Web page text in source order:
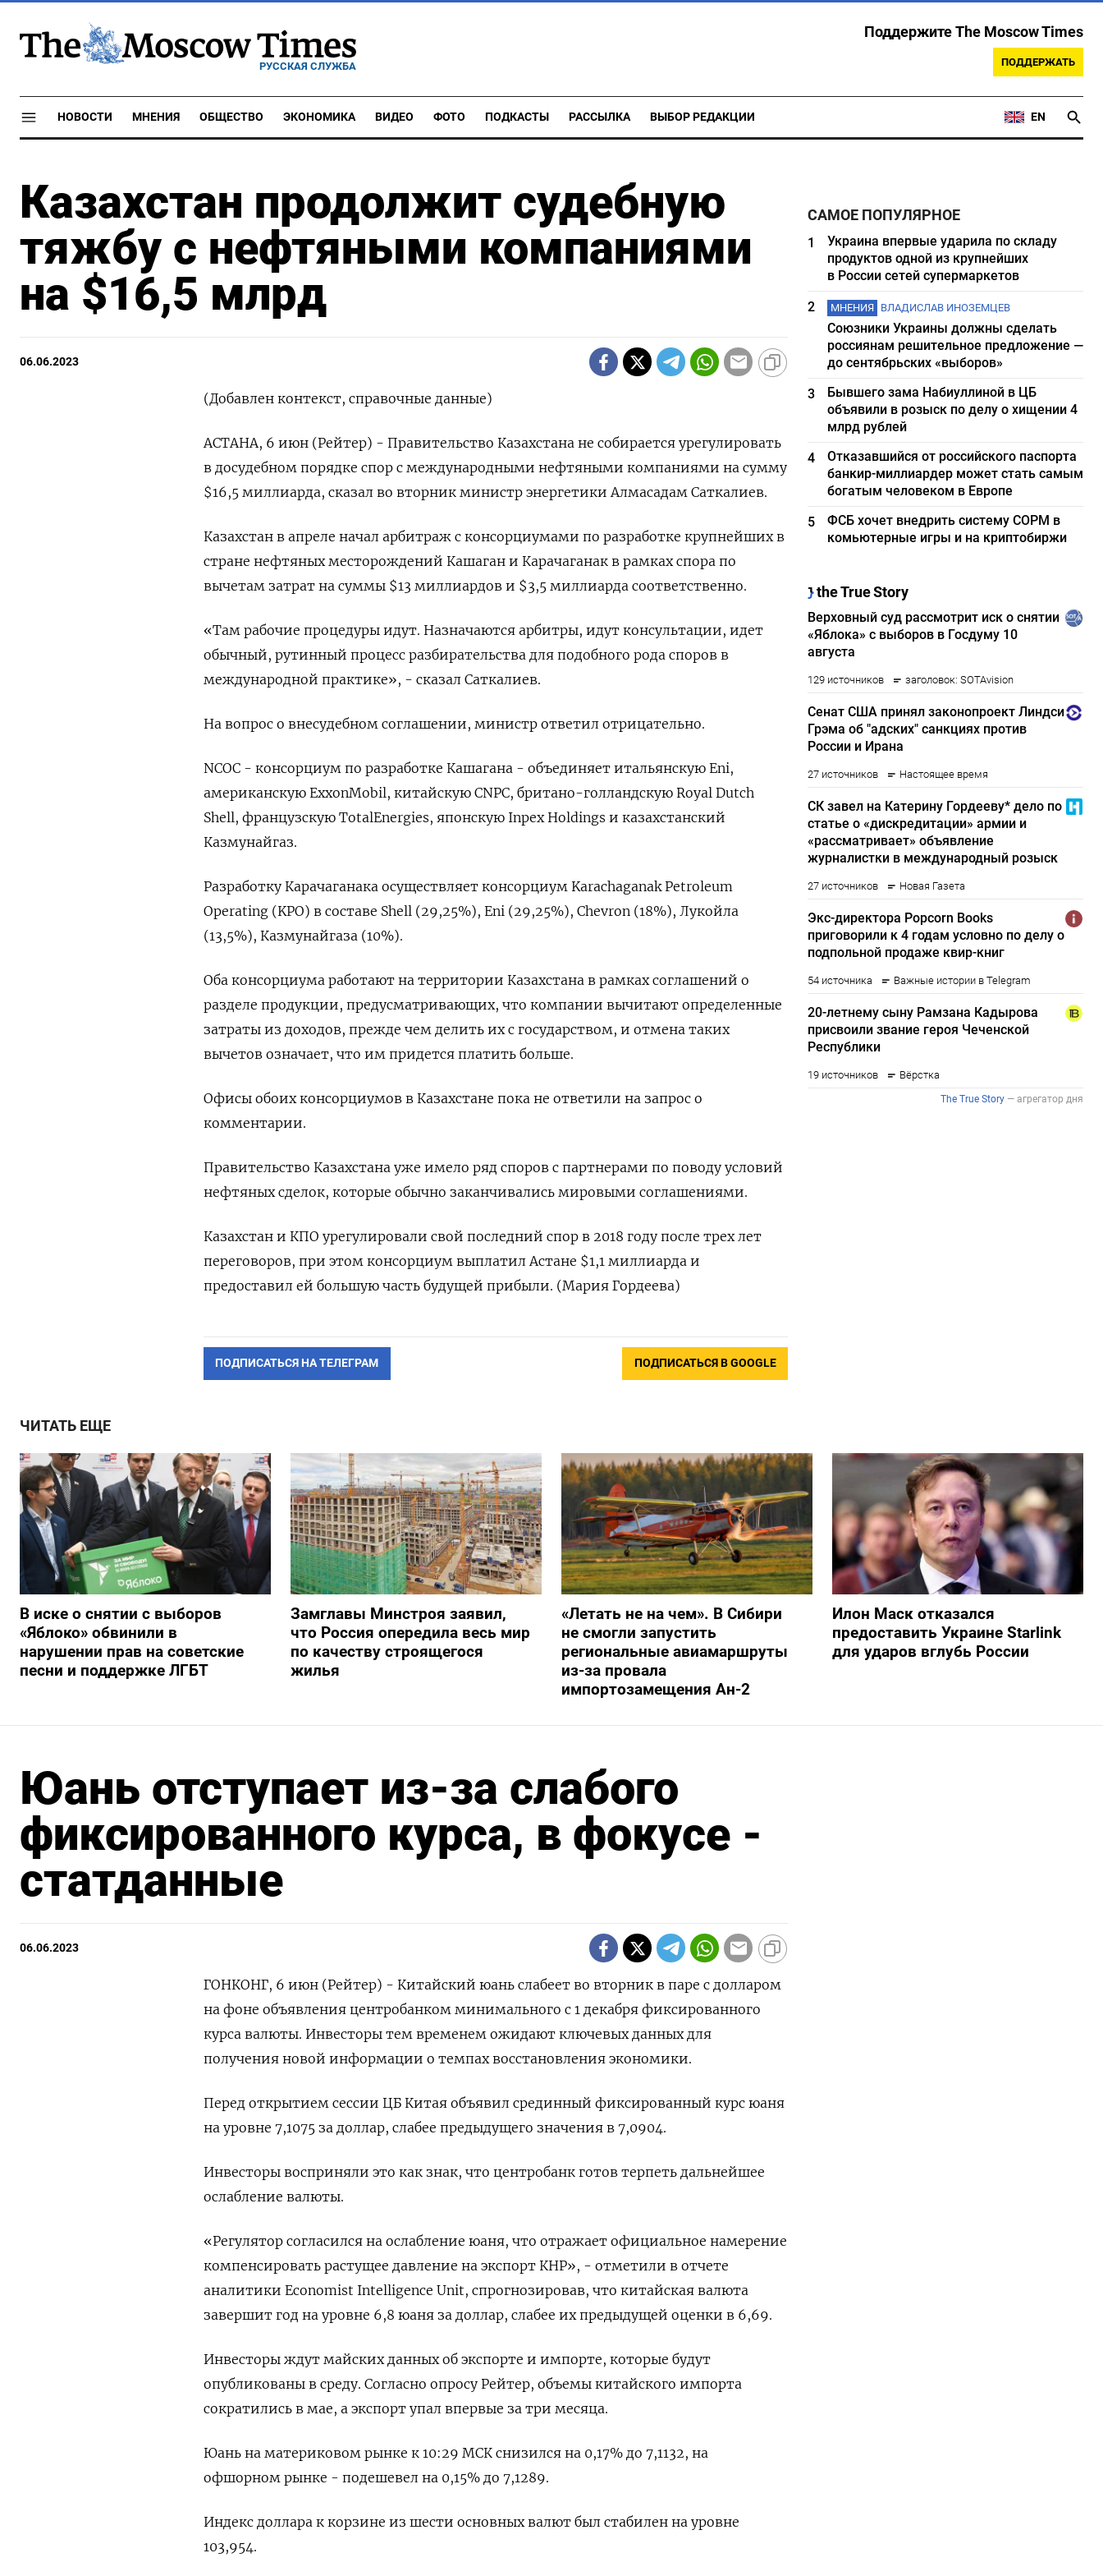
РУССКАЯ СЛУЖБА
Поддержите The Moscow Times
ПОДДЕРЖАТЬ
НОВОСТИ МНЕНИЯ ОБЩЕСТВО ЭКОНОМИКА ВИДЕО ФОТО ПОДКАСТЫ РАССЫЛКА ВЫБОР РЕДАКЦИИ EN
Казахстан продолжит судебную
тяжбу с нефтяными компаниями
на $16,5 млрд
06.06.2023
(Добавлен контекст, справочные данные)
АСТАНА, 6 июн (Рейтер) - Правительство Казахстана не собирается урегулировать
в досудебном порядке спор с международными нефтяными компаниями на сумму
$16,5 миллиарда, сказал во вторник министр энергетики Алмасадам Саткалиев.
Казахстан в апреле начал арбитраж с консорциумами по разработке крупнейших в
стране нефтяных месторождений Кашаган и Карачаганак в рамках спора по
вычетам затрат на суммы $13 миллиардов и $3,5 миллиарда соответственно.
«Там рабочие процедуры идут. Назначаются арбитры, идут консультации, идет
обычный, рутинный процесс разбирательства для подобного рода споров в
международной практике», - сказал Саткалиев.
На вопрос о внесудебном соглашении, министр ответил отрицательно.
NCOC - консорциум по разработке Кашагана - объединяет итальянскую Eni,
американскую ExxonMobil, китайскую CNPC, британо-голландскую Royal Dutch
Shell, французскую TotalEnergies, японскую Inpex Holdings и казахстанский
Казмунайгаз.
Разработку Карачаганака осуществляет консорциум Karachaganak Petroleum
Operating (KPO) в составе Shell (29,25%), Eni (29,25%), Chevron (18%), Лукойла
(13,5%), Казмунайгаза (10%).
Оба консорциума работают на территории Казахстана в рамках соглашений о
разделе продукции, предусматривающих, что компании вычитают определенные
затраты из доходов, прежде чем делить их с государством, и отмена таких
вычетов означает, что им придется платить больше.
Офисы обоих консорциумов в Казахстане пока не ответили на запрос о
комментарии.
Правительство Казахстана уже имело ряд споров с партнерами по поводу условий
нефтяных сделок, которые обычно заканчивались мировыми соглашениями.
Казахстан и КПО урегулировали свой последний спор в 2018 году после трех лет
переговоров, при этом консорциум выплатил Астане $1,1 миллиарда и
предоставил ей большую часть будущей прибыли. (Мария Гордеева)
ПОДПИСАТЬСЯ НА ТЕЛЕГРАМ ПОДПИСАТЬСЯ В GOOGLE
САМОЕ ПОПУЛЯРНОЕ
1
Украина впервые ударила по складу
продуктов одной из крупнейших
в России сетей супермаркетов
2
МНЕНИЯ ВЛАДИСЛАВ ИНОЗЕМЦЕВ
Союзники Украины должны сделать
россиянам решительное предложение —
до сентябрьских «выборов»
3
Бывшего зама Набиуллиной в ЦБ
объявили в розыск по делу о хищении 4
млрд рублей
4
Отказавшийся от российского паспорта
банкир-миллиардер может стать самым
богатым человеком в Европе
5
ФСБ хочет внедрить систему СОРМ в
комьютерные игры и на криптобиржи
ЧИТАТЬ ЕЩЕ
В иске о снятии с выборов
«Яблоко» обвинили в
нарушении прав на советские
песни и поддержке ЛГБТ
Замглавы Минстроя заявил,
что Россия опередила весь мир
по качеству строящегося
жилья
«Летать не на чем». В Сибири
не смогли запустить
региональные авиамаршруты
из-за провала
импортозамещения Ан-2
Илон Маск отказался
предоставить Украине Starlink
для ударов вглубь России
Юань отступает из-за слабого
фиксированного курса, в фокусе -
статданные
06.06.2023
ГОНКОНГ, 6 июн (Рейтер) - Китайский юань слабеет во вторник в паре с долларом
на фоне объявления центробанком минимального с 1 декабря фиксированного
курса валюты. Инвесторы тем временем ожидают ключевых данных для
получения новой информации о темпах восстановления экономики.
Перед открытием сессии ЦБ Китая объявил срединный фиксированный курс юаня
на уровне 7,1075 за доллар, слабее предыдущего значения в 7,0904.
Инвесторы восприняли это как знак, что центробанк готов терпеть дальнейшее
ослабление валюты.
«Регулятор согласился на ослабление юаня, что отражает официальное намерение
компенсировать растущее давление на экспорт КНР», - отметили в отчете
аналитики Economist Intelligence Unit, спрогнозировав, что китайская валюта
завершит год на уровне 6,8 юаня за доллар, слабее их предыдущей оценки в 6,69.
Инвесторы ждут майских данных об экспорте и импорте, которые будут
опубликованы в среду. Согласно опросу Рейтер, объемы китайского импорта
сократились в мае, а экспорт упал впервые за три месяца.
Юань на материковом рынке к 10:29 МСК снизился на 0,17% до​ 7,1132​, на
офшорном рынке - подешевел на 0,15% до 7,1289.
Индекс доллара к корзине из шести основных валют был стабилен на уровне
103,954​.